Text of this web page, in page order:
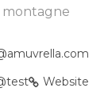
montagne
Website